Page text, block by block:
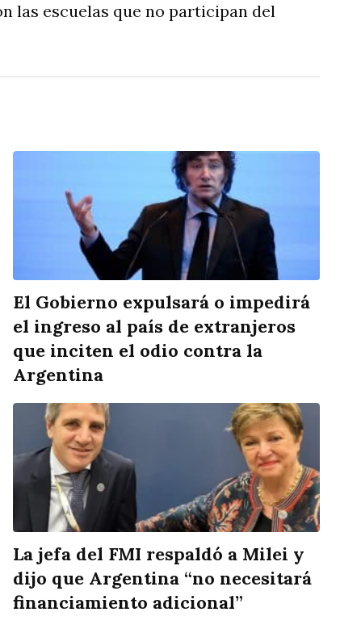
las escuelas que no participan del
El Gobierno expulsará o impedirá
el ingreso al país de extranjeros
que inciten el odio contra la
Argentina
La jefa del FMI respaldó a Milei y
dijo que Argentina “no necesitará
financiamiento adicional”